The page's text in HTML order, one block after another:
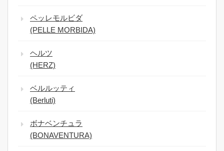
ペッレモルビダ
(PELLE MORBIDA)
ヘルツ
(HERZ)
ベルルッティ
(Berluti)
ボナベンチュラ
(BONAVENTURA)